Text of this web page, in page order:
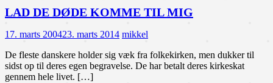
LAD DE DØDE KOMME TIL MIG
17. marts 200423. marts 2014 mikkel
De fleste danskere holder sig væk fra folkekirken, men dukker til
sidst op til deres egen begravelse. De har betalt deres kirkeskat
gennem hele livet. […]